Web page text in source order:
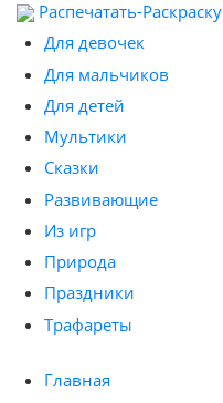
Распечатать-Раскраску
Для девочек
Для мальчиков
Для детей
Мультики
Сказки
Развивающие
Из игр
Природа
Праздники
Трафареты
Главная